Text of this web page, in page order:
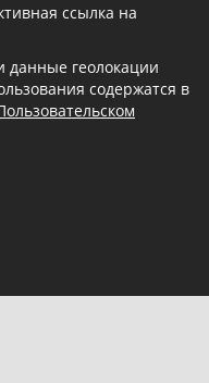
ссылка на
данные геолокации
содержатся в